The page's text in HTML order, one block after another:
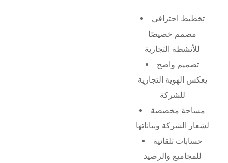
تخطيط احترافي
مصمم خصيصًا
للأنشطة التجارية
تصميم واضح
يعكس الهوية التجارية
للشركة
مساحة مخصصة
لشعار الشركة وبياناتها
حسابات تلقائية
للمجاميع والرصيد